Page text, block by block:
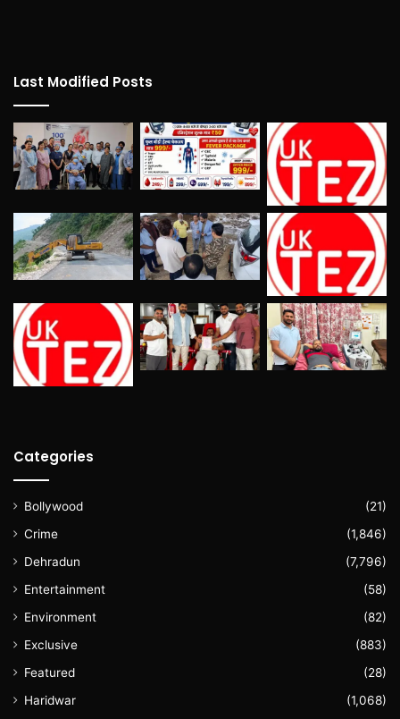
Last Modified Posts
Categories
Bollywood
(21)
Crime
(1,846)
Dehradun
(7,796)
Entertainment
(58)
Environment
(82)
Exclusive
(883)
Featured
(28)
Haridwar
(1,068)